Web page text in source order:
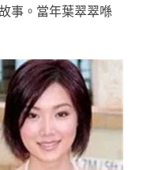
事。當年葉翠翠喺